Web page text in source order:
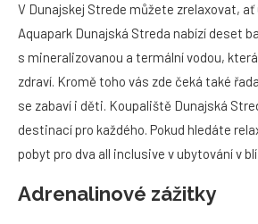
V Dunajskej Strede můžete zrelaxovat,
Aquapark Dunajská Streda nabízí deset
s mineralizovanou a termální vodou,
zdraví. Kromě toho vás zde čeká také
se zabaví i děti. Koupaliště Dunajská
destinací pro každého. Pokud hledáte
pobyt pro dva all inclusive v ubytování v
Adrenalinové zážitky